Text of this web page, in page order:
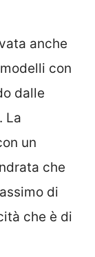
anche
con
dalle
La
un
che
di
che è di